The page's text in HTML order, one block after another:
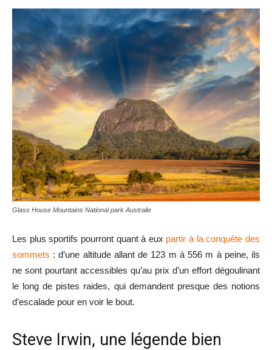
Glass House Mountains National park Australie
Les plus sportifs pourront quant à eux partir à la conquête des
sommets : d’une altitude allant de 123 m à 556 m à peine, ils
ne sont pourtant accessibles qu’au prix d’un effort dégoulinant
le long de pistes raides, qui demandent presque des notions
d’escalade pour en voir le bout.
Steve Irwin, une légende bien